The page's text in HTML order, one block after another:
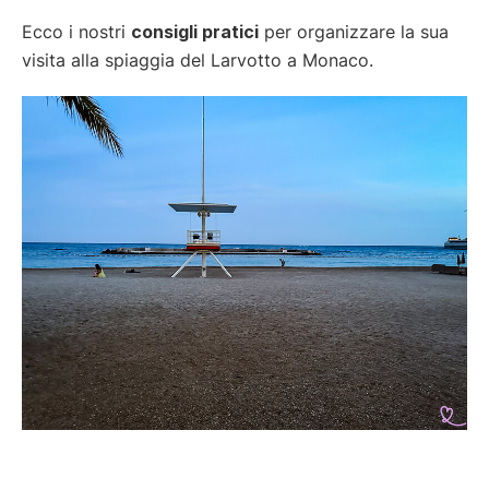
Ecco i nostri consigli pratici per organizzare la sua
visita alla spiaggia del Larvotto a Monaco.